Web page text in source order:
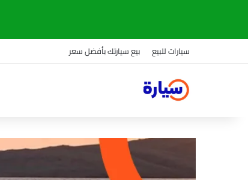
سيارات للبيع بيع سيارتك بأفضل سعر